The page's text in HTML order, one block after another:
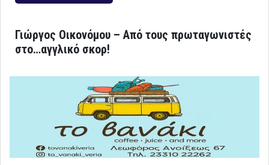
Γιώργος Οικονόμου – Από τους πρωταγωνιστές
στο…αγγλικό σκορ!